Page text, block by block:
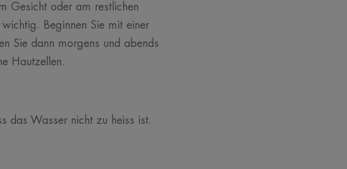
Gesicht oder am restlichen
Beginnen Sie mit einer
Sie dann morgens und abends
Hautzellen.
das Wasser nicht zu heiss ist.